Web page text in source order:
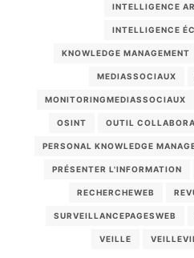
INTELLIGENCE
INTELLIGENCE
KNOWLEDGE MANAGEMENT
MEDIASSOCIAUX
MONITORINGMEDIASSOCIAUX
OSINT OUTIL
PERSONAL KNOWLEDGE
PRÉSENTER L'INFORMATION
RECHERCHEWEB
SURVEILLANCEPAGESWEB
VEILLE